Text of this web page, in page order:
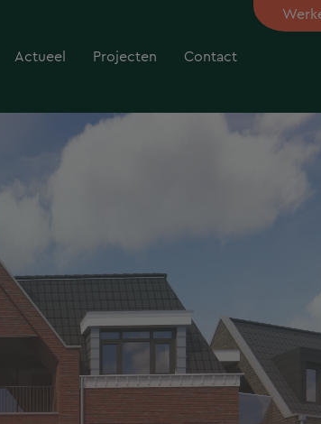
Actueel Projecten Contact